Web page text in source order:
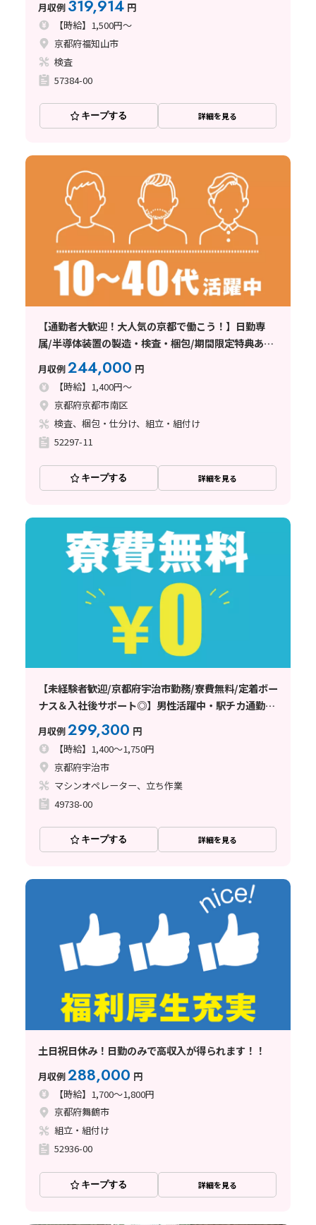
月収例 319,914 円
【時給】1,500円～
京都府福知山市
検査
57384-00
キープする 詳細を見る
【通勤者大歓迎！大人気の京都で働こう！】日勤専
属/半導体装置の製造・検査・梱包/期間限定特典あ
月収例244,000 円
【時給】1,400円～
京都府京都市南区
検査、梱包・仕分け、組立・組付け
52297-11
キープする 詳細を見る
【未経験者歓迎/京都府宇治市勤務/寮費無料/定着ボー
ナス＆入社後サポート◎】男性活躍中・駅チカ通勤便
利・メーカー直接雇用可能性有！
月収例299,300 円
【時給】1,400～1,750円
京都府宇治市
マシンオペレーター、立ち作業
49738-00
キープする 詳細を見る
土日祝日休み！日勤のみで高収入が得られます！！
月収例288,000 円
【時給】1,700～1,800円
京都府舞鶴市
組立・組付け
52936-00
キープする 詳細を見る